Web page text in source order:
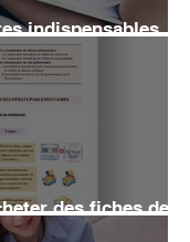
indispensables
droit en 2026
des fiches de
ruiner en 2026 ?